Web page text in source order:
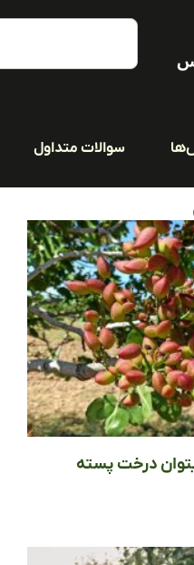
سوالات متداول
درخت پسته